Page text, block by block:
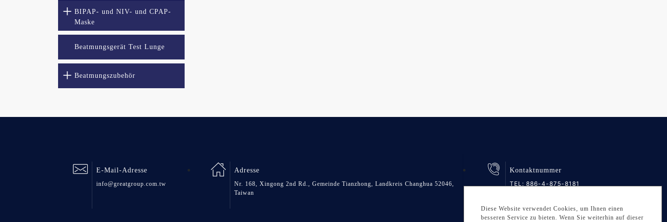
BIPAP- und NIV- und CPAP-
Maske
Beatmungsgerät Test Lunge
Beatmungszubehör
Diese Website verwendet Cookies, um Ihnen einen
besseren Service zu bieten. Wenn Sie weiterhin auf dieser
E-Mail-Adresse
info@greatgroup.com.tw
Adresse
Nr. 168, Xingong 2nd Rd., Gemeinde Tianzhong, Landkreis Changhua 52046,
Taiwan
Kontaktnummer
TEL: 886-4-875-8181